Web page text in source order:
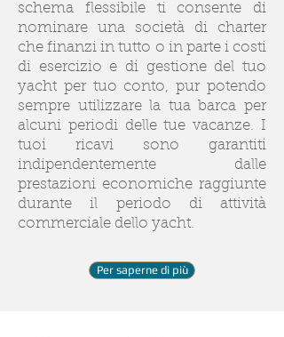
schema flessibile ti consente di
nominare una società di charter
che finanzi in tutto o in parte i costi
di esercizio e di gestione del tuo
yacht per tuo conto, pur potendo
sempre utilizzare la tua barca per
alcuni periodi delle tue vacanze. I
tuoi ricavi sono garantiti
indipendentemente dalle
prestazioni economiche raggiunte
durante il periodo di attività
commerciale dello yacht.
Per saperne di più